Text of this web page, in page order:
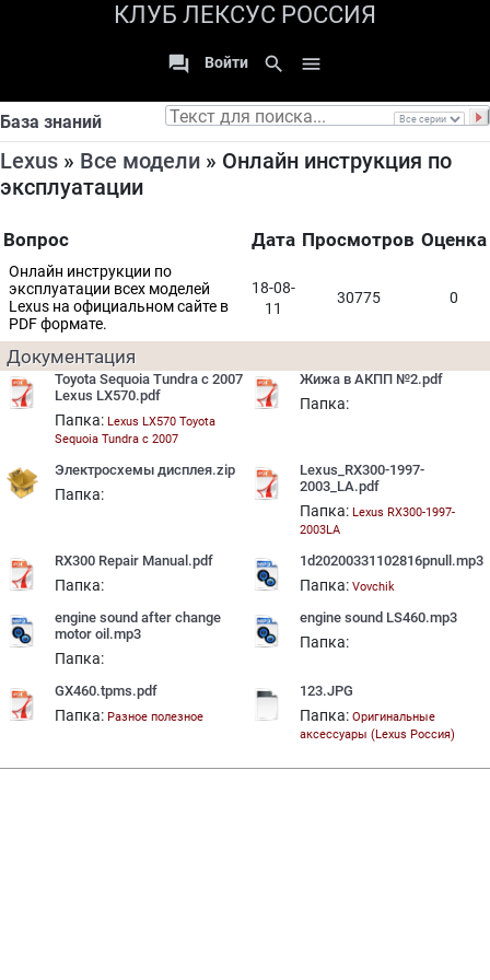
КЛУБ ЛЕКСУС РОССИЯ
 Войти search 
База знаний
Lexus » Все модели » Онлайн инструкция по
эксплуатации
Вопрос Дата Просмотров Оценка
Онлайн инструкции по
эксплуатации всех моделей
Lexus на официальном сайте в
PDF формате.
18-08-
11
30775 0
Документация
Toyota Sequoia Tundra c 2007
Lexus LX570.pdf
Папка: Lexus LX570 Toyota
Sequoia Tundra c 2007
Жижа в АКПП №2.pdf
Папка:
Электросхемы дисплея.zip
Папка:
Lexus_RX300-1997-
2003_LA.pdf
Папка: Lexus RX300-1997-
2003LA
RX300 Repair Manual.pdf
Папка:
1d20200331102816pnull.mp3
Папка: Vovchik
engine sound after change
motor oil.mp3
Папка:
engine sound LS460.mp3
Папка:
GX460.tpms.pdf
Папка: Разное полезное
123.JPG
Папка: Оригинальные
аксессуары (Lexus Россия)